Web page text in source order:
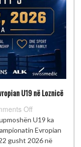
U19 në Loznicë
Offon
Kosova
me
katër
U19 ka
Evropian
gusht 2026 në